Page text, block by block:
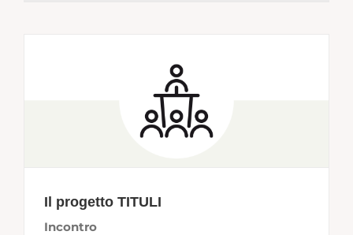
Il progetto TITULI
Incontro